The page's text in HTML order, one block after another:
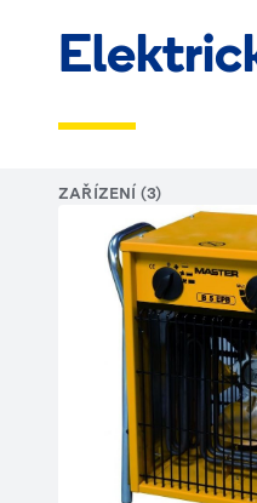
ZAŘÍZENÍ (3)